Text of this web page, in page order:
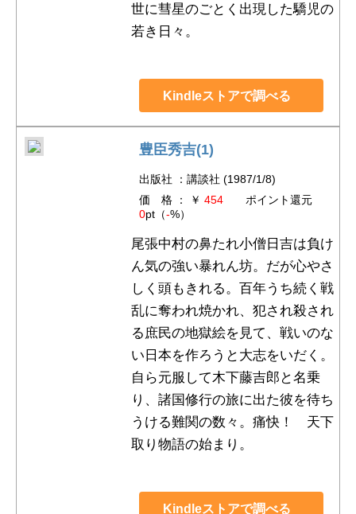
世に彗星のごとく出現した驕児の
若き日々。
Kindleストアで調べる
豊臣秀吉(1)
出版社 ：講談社 (1987/1/8)
価 格 ： ￥ 454ポイント還元
0pt（-%）
尾張中村の鼻たれ小僧日吉は負け
ん気の強い暴れん坊。だが心やさ
しく頭もきれる。百年うち続く戦
乱に奪われ焼かれ、犯され殺され
る庶民の地獄絵を見て、戦いのな
い日本を作ろうと大志をいだく。
自ら元服して木下藤吉郎と名乗
り、諸国修行の旅に出た彼を待ち
うける難関の数々。痛快！ 天下
取り物語の始まり。
Kindleストアで調べる